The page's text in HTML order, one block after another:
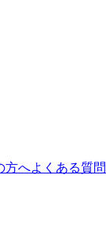
方へよくある質問